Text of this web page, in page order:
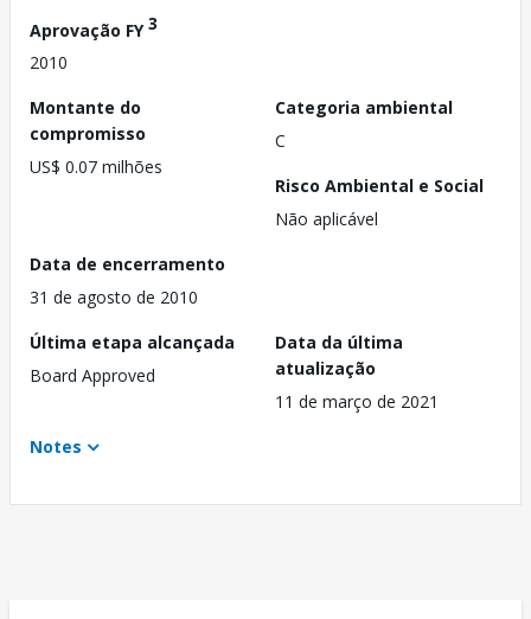
Aprovação FY3
2010
Montante do
compromisso
US$ 0.07 milhões
Categoria ambiental
C
Risco Ambiental e Social
Não aplicável
Data de encerramento
31 de agosto de 2010
Última etapa alcançada
Board Approved
Data da última
atualização
11 de março de 2021
Notes